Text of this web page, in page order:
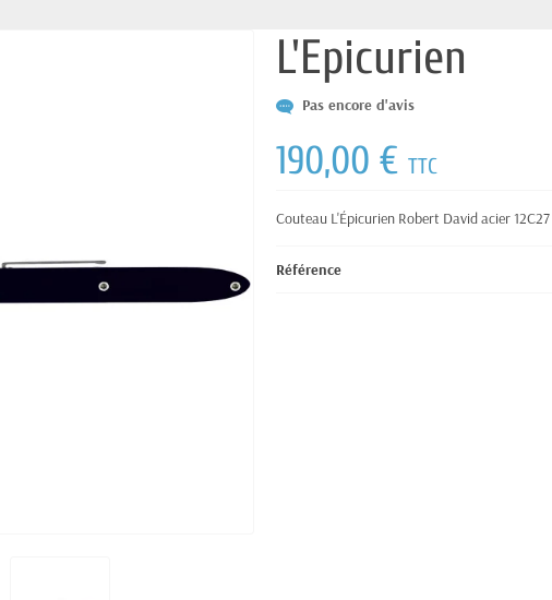
L'Epicurien
Pas encore d'avis
190,00 €TTC
Couteau L'Épicurien Robert David acier
Référence